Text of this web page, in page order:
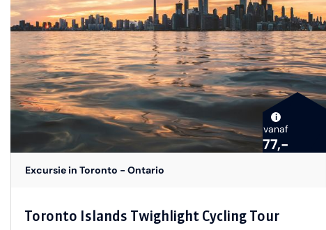
Distillery District, bekend om zijn Victoriaanse architectuur
en creatieve sfeer, en passeert het indrukwekkende St.
Lawrence Market, een culinaire hotspot waar locals en
bezoekers samenkomen. Ook het culturele en politieke hart
van de stad komt aan bod, waaronder Nathan Phillips
Square met het iconische Toronto-sign en het
nabijgelegen CN Tower, dat trots boven de stad uittorent.
het rustige tempo is deze tour geschikt voor vrijwel ieder
i
vanaf
77,-
Excursie in Toronto - Ontario
Toronto Islands Twighlight Cycling Tour